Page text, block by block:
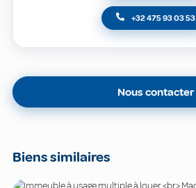
+32 475 93 03 53
Nous contacter
Biens similaires